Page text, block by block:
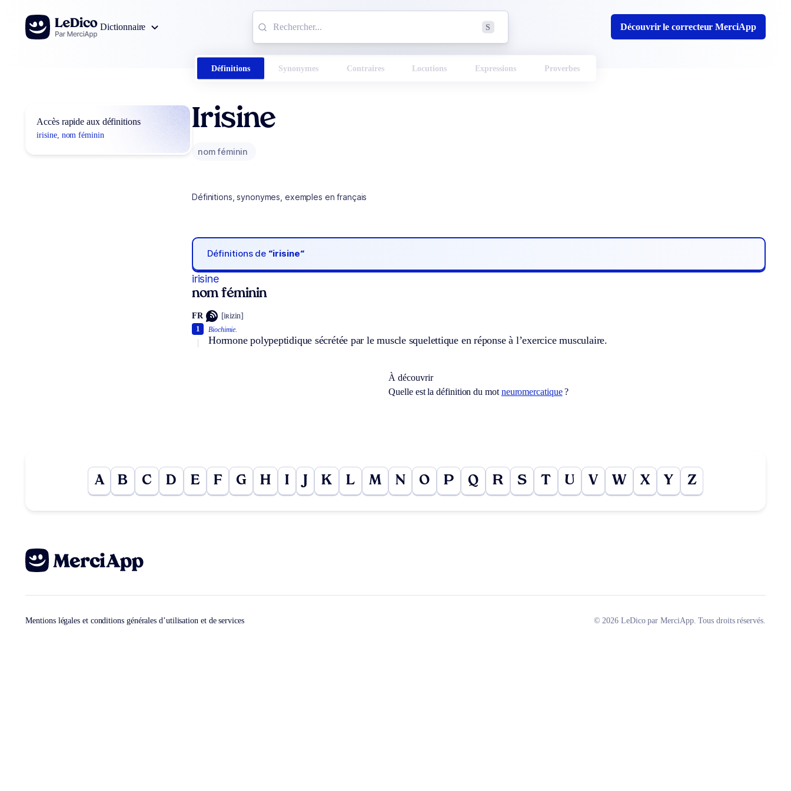
Aller au contenu
Dictionnaire
S Découvrir le correcteur MerciApp
Définitions Synonymes Contraires Locutions Expressions Proverbes
Accès rapide aux définitions
irisine, nom féminin
Irisine
nom féminin
Définitions, synonymes, exemples en français
Définitions de “irisine“
irisine
nom féminin
FR [iʀizin]
Biochimie.
Hormone polypeptidique sécrétée par le muscle squelettique en réponse à l’exercice musculaire.
1
À découvrir
Quelle est la définition du mot neuromercatique?
A B C D E F G H I K L M N O P Q R S T U V W X Y Z
Mentions légales et conditions générales d’utilisation et de services © 2026 LeDico par MerciApp. Tous droits réservés.